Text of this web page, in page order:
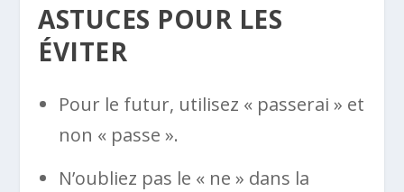
ASTUCES POUR LES
ÉVITER
Pour le futur, utilisez « passerai » et
non « passe ».
N’oubliez pas le « ne » dans la